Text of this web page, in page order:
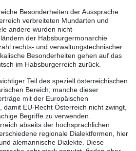
Besonderheiten der Aussprache
verbreiteten Mundarten und
andere wurden nicht-
der Habsburgermonarchie
rechts- und verwaltungstechnischer
Besonderheiten gehen auf das
im Habsburgerreich zurück.
Teil des speziell österreichischen
Bereich; manche dieser
mit der Europäischen
EU-Recht Österreich nicht zwingt,
Begriffe zu verwenden.
abseits der hochsprachlichen
regionale Dialektformen, hier
alemannische Dialekte. Diese